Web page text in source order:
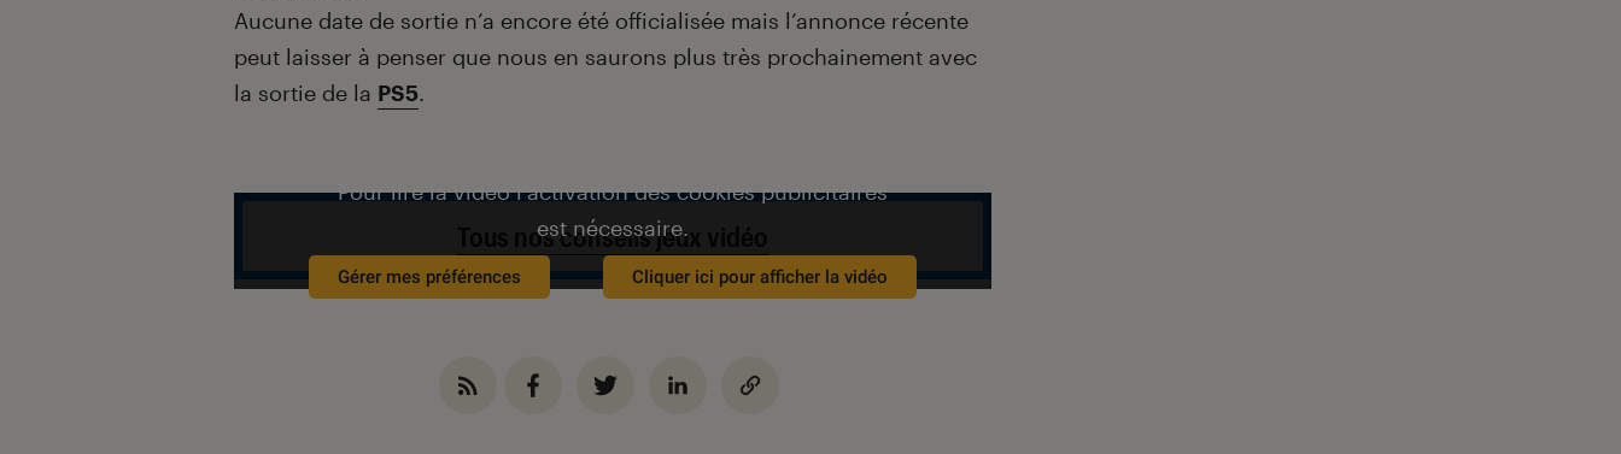
Aucune date de sortie n’a encore été officialisée mais l’annonce récente
peut laisser à penser que nous en saurons plus très prochainement avec
la sortie de la PS5.
Pour lire la vidéo l’activation des cookies publicitaires
est nécessaire.
Gérer mes préférences Cliquer ici pour afficher la vidéo
Tous nos conseils jeux vidéo